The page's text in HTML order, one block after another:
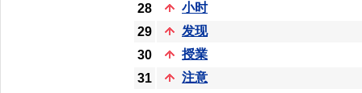
28
小时
29
发现
30
授業
31
注意